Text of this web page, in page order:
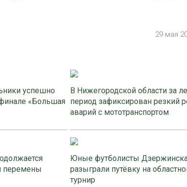
29 мая
успешно
«Большая
В Нижегородской области за
период зафиксирован резкий
аварий с мототранспортом
перемены
Юные футболисты
разыграли путёвку на
турнир